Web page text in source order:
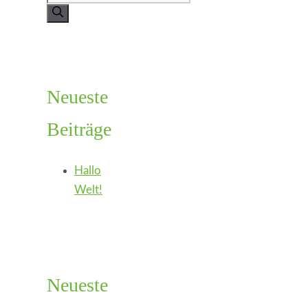
nach:
Neueste
Beiträge
Hallo
Welt!
Neueste